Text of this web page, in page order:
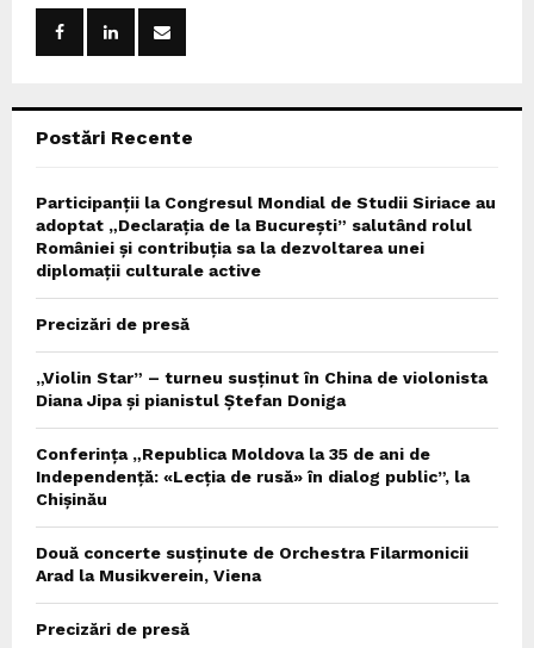
Postări Recente
Participanții la Congresul Mondial de Studii Siriace au
adoptat „Declarația de la București” salutând rolul
României și contribuția sa la dezvoltarea unei
diplomații culturale active
Precizări de presă
„Violin Star” – turneu susținut în China de violonista
Diana Jipa și pianistul Ștefan Doniga
Conferința „Republica Moldova la 35 de ani de
Independență: «Lecția de rusă» în dialog public”, la
Chișinău
Două concerte susținute de Orchestra Filarmonicii
Arad la Musikverein, Viena
Precizări de presă